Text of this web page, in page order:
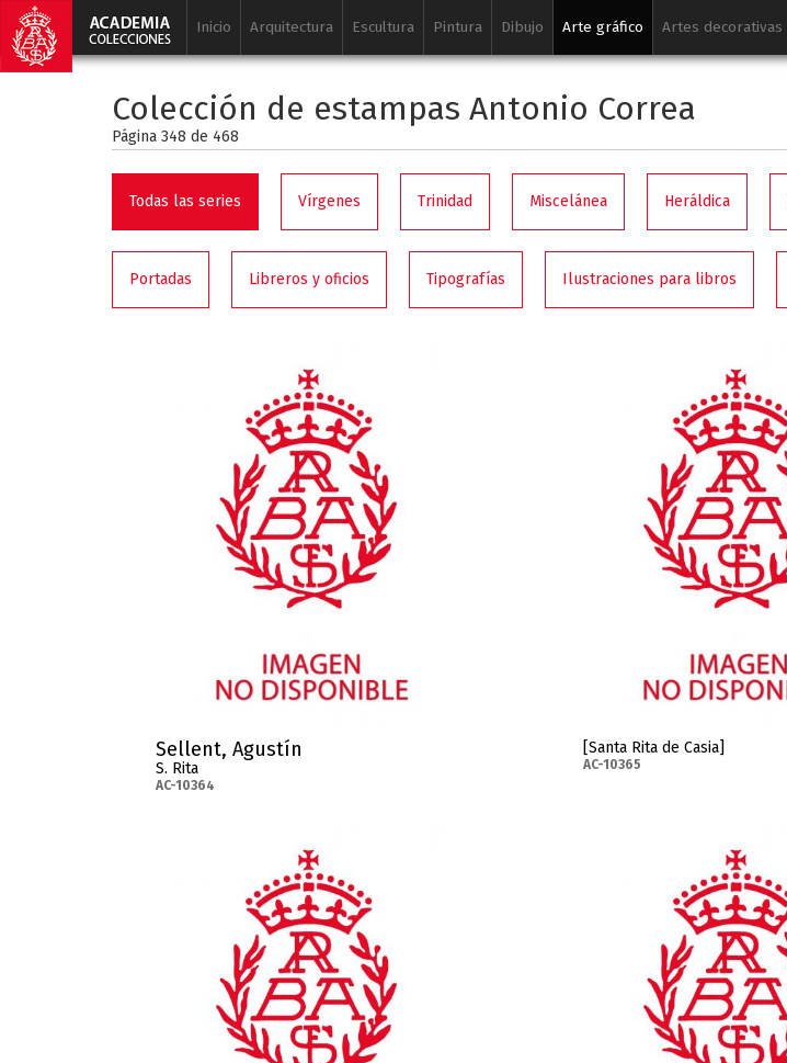
Inicio Arquitectura Escultura Pintura Dibujo Arte gráfico Artes decorativas
Colección de estampas Antonio Correa
Página 348 de 468
Todas las series Vírgenes Trinidad Miscelánea Heráldica
Portadas Libreros y oficios Tipografías Ilustraciones para libros
Sellent, Agustín
S. Rita
AC-10364
[Santa Rita de Casia]
AC-10365